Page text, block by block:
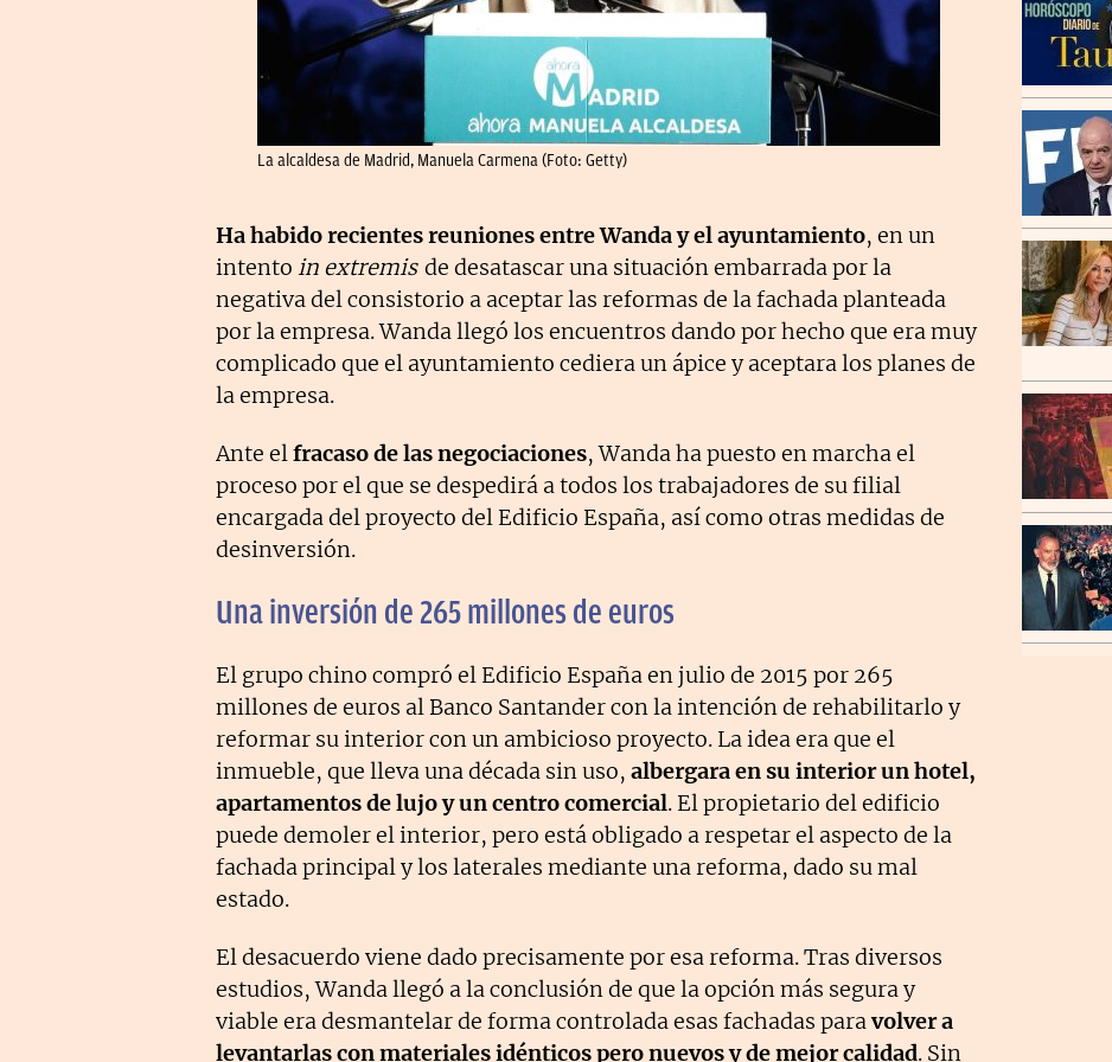
La alcaldesa de Madrid, Manuela Carmena (Foto: Getty)
Ha habido recientes reuniones entre Wanda y el ayuntamiento, en un
intento in extremis de desatascar una situación embarrada por la
negativa del consistorio a aceptar las reformas de la fachada planteada
por la empresa. Wanda llegó los encuentros dando por hecho que era muy
complicado que el ayuntamiento cediera un ápice y aceptara los planes de
la empresa.
Ante elfracaso de las negociaciones, Wanda ha puesto en marcha el
proceso por el que se despedirá a todos los trabajadores de su filial
encargada del proyecto del Edificio España, así como otras medidas de
desinversión.
Una inversión de 265 millones de euros
El grupo chino compró el Edificio España en julio de 2015 por 265
millones de euros al Banco Santander con la intención de rehabilitarlo y
reformar su interior con un ambicioso proyecto. La idea era que el
inmueble, que lleva una década sin uso, albergara en su interior un hotel,
apartamentos de lujo y un centro comercial. El propietario del edificio
puede demoler el interior, pero está obligado a respetar el aspecto de la
fachada principal y los laterales mediante una reforma, dado su mal
estado.
El desacuerdo viene dado precisamente por esa reforma. Tras diversos
estudios, Wanda llegó a la conclusión de que la opción más segura y
viable era desmantelar de forma controlada esas fachadas paravolver a
levantarlas con materiales idénticos pero nuevos y de mejor calidad. Sin